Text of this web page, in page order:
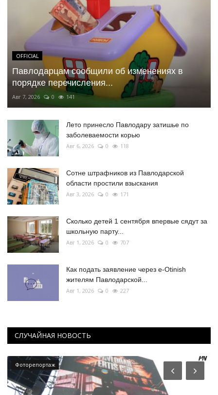
OFFICIAL
Павлодарцам сообщили об изменениях в
порядке перечисления...
Авг 7, 2026 0 141
Лето принесло Павлодару затишье по
заболеваемости корью
Авг 6, 2026 0 118
Сотне штрафников из Павлодарской
области простили взыскания
Авг 3, 2026 0 171
Сколько детей 1 сентября впервые сядут за
школьную парту...
Авг 1, 2026 0 707
Как подать заявление через e-Otinish
жителям Павлодарской...
Авг 1, 2026 0 227
СЛУЧАЙНАЯ НОВОСТЬ
Фоторепортаж